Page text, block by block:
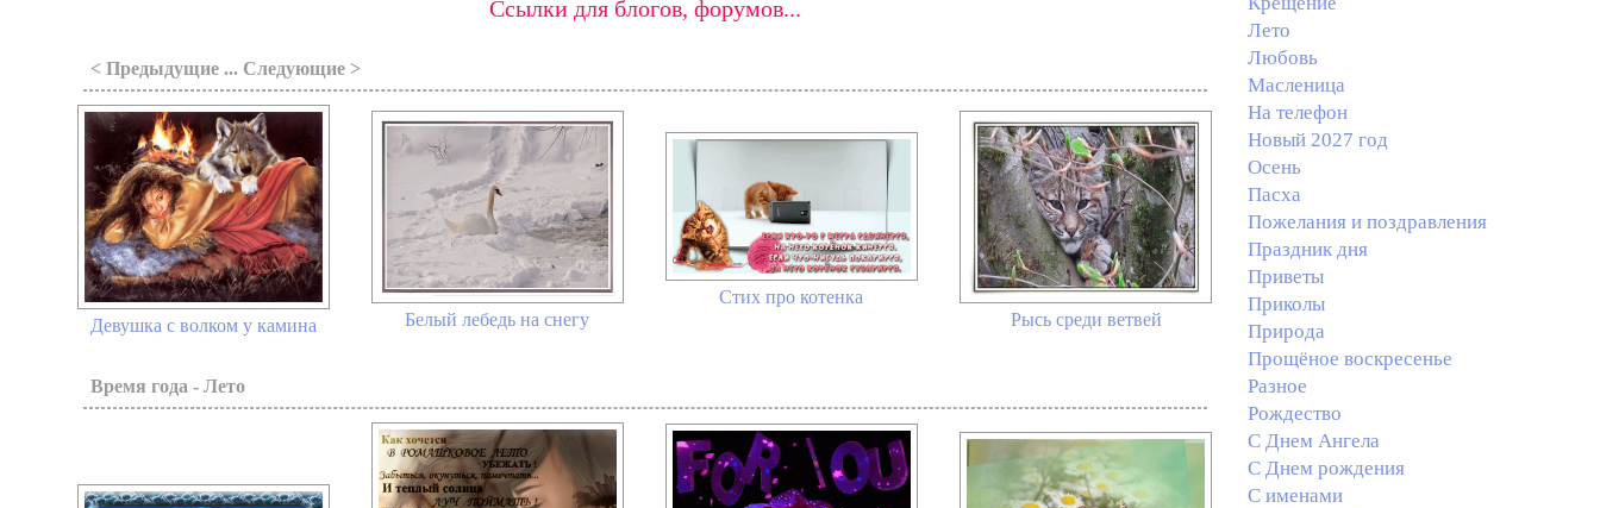
Ссылки для блогов, форумов...
< Предыдущие ... Следующие >
Девушка с волком у камина Белый лебедь на снегу
Стих про котенка
Рысь среди ветвей
Время года - Лето
Лето
Любовь
Масленица
На телефон
Новый 2027 год
Осень
Пасха
Пожелания и поздравления
Праздник дня
Приветы
Приколы
Природа
Прощёное воскресенье
Разное
Рождество
С Днем Ангела
С Днем рождения
С именами